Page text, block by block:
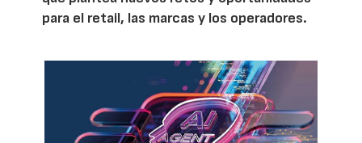
para el retail, las marcas y los operadores.